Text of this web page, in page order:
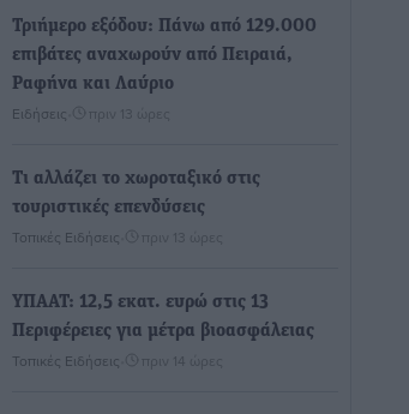
Τριήμερο εξόδου: Πάνω από 129.000
επιβάτες αναχωρούν από Πειραιά,
Ραφήνα και Λαύριο
Ειδήσεις πριν 13 ώρες
Τι αλλάζει το χωροταξικό στις
τουριστικές επενδύσεις
Τοπικές Ειδήσεις πριν 13 ώρες
ΥΠΑΑΤ: 12,5 εκατ. ευρώ στις 13
Περιφέρειες για μέτρα βιοασφάλειας
Τοπικές Ειδήσεις πριν 14 ώρες